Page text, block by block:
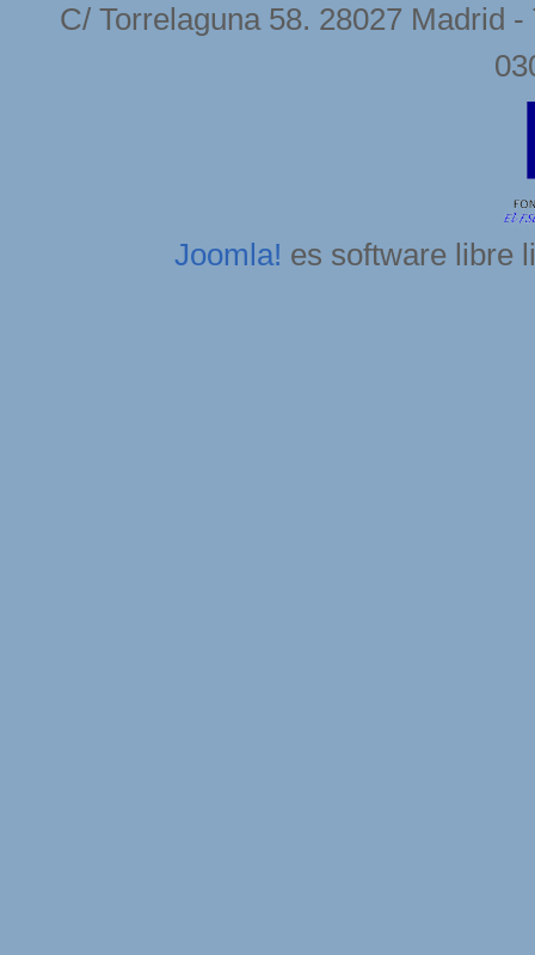
C/ Torrelaguna 58. 28027 Madrid
Joomla! es software libre